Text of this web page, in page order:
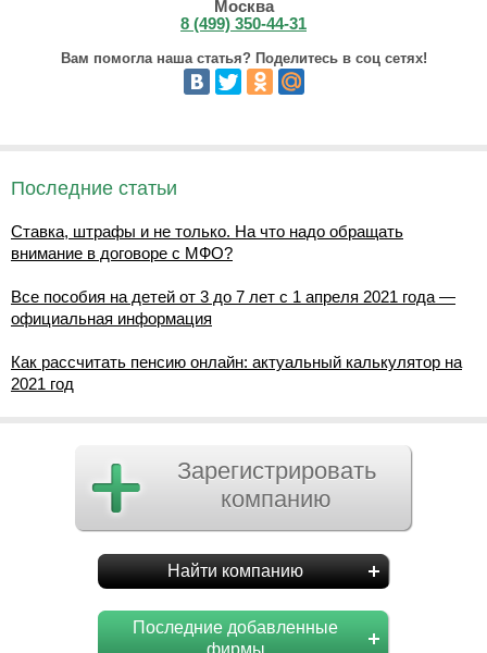
Москва
8 (499) 350-44-31
Вам помогла наша статья? Поделитесь в соц сетях!
Последние статьи
Ставка, штрафы и не только. На что надо обращать
внимание в договоре с МФО?
Все пособия на детей от 3 до 7 лет с 1 апреля 2021 года —
официальная информация
Как рассчитать пенсию онлайн: актуальный калькулятор на
2021 год
Зарегистрировать
компанию
Найти компанию
Последние добавленные
фирмы